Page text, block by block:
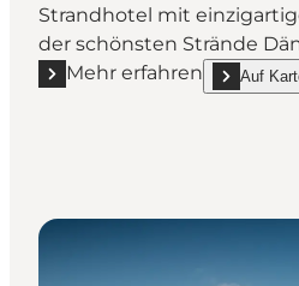
Strandhotel mit
der schönsten Strände
Mehr erfahren
Mehr erfahren "Munchs
Auf
show